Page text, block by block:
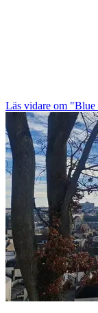
Läs vidare om "Blue